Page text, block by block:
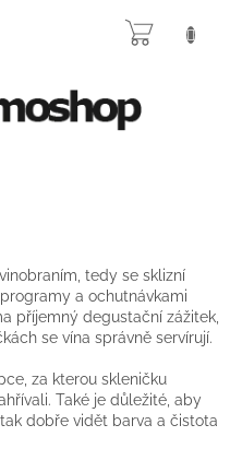
tedy se sklizní
a ochutnávkami
příjemný degustační zážitek,
se vína správně servírují.
za kterou skleničku
Také je důležité, aby
dobře vidět barva a čistota